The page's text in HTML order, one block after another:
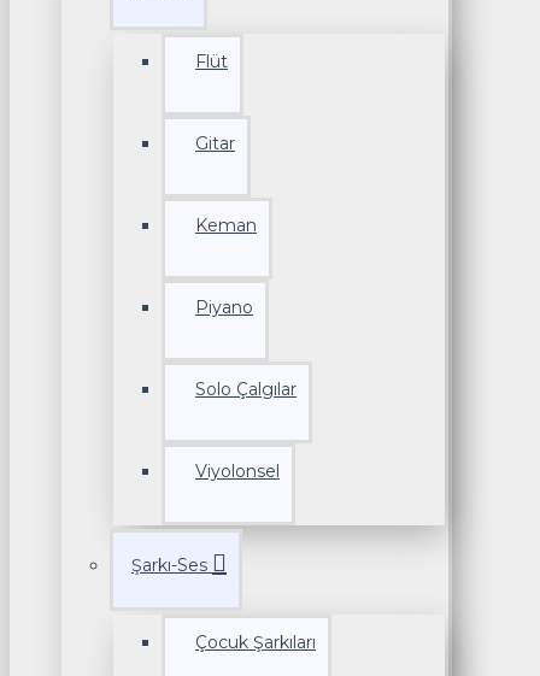
Flüt
Gitar
Keman
Piyano
Solo Çalgılar
Viyolonsel
Şarkı-Ses
Çocuk Şarkıları